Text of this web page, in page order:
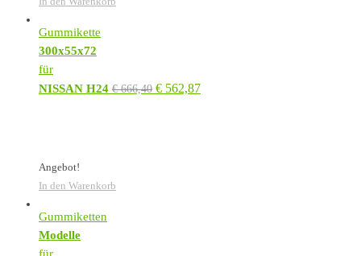
Gummikette
300x55x72
für
NISSAN H24 €666,40 € 562,87
Angebot!
In den Warenkorb
Gummiketten
Modelle
für